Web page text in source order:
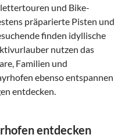
und Bike-
präparierte Pisten und
finden idyllische
nutzen das
Familien und
ebenso entspannen
entdecken.
entdecken